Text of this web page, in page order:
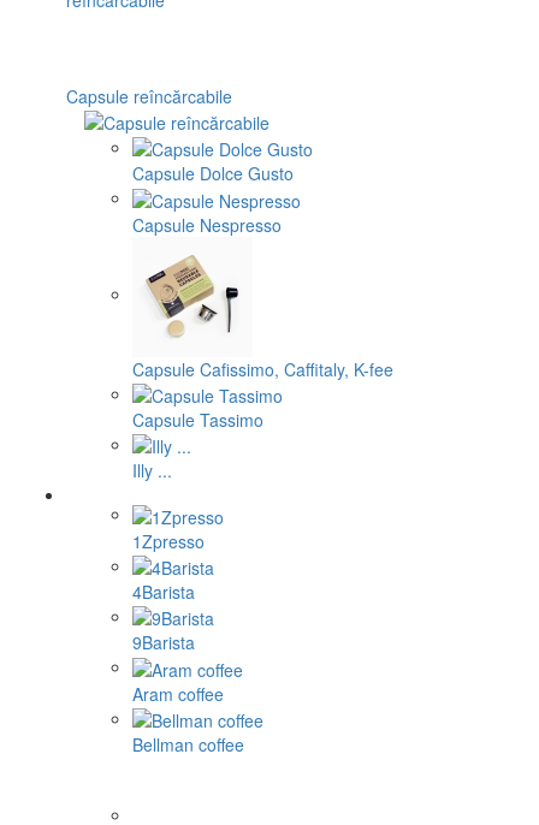
Capsule reîncărcabile
Capsule Dolce Gusto
Capsule Nespresso
Capsule Cafissimo, Caffitaly, K-fee
Capsule Tassimo
Illy ...
1Zpresso
4Barista
9Barista
Aram coffee
Bellman coffee